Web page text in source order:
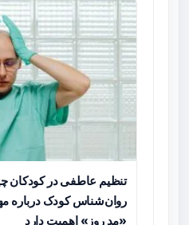
تنظیم عاطفی در کودکان
روان‌شناس کودک درباره
«مد روز» اهمیت دارد